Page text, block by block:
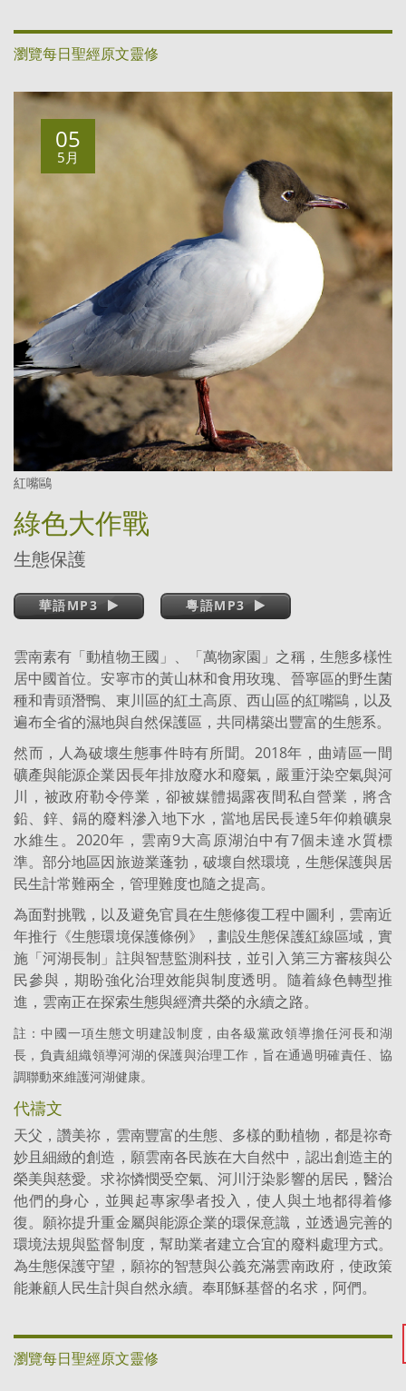
瀏覽每日聖經原文靈修
紅嘴鷗
綠色大作戰
生態保護
05
5月
華語MP3 粵語MP3
雲南素有「動植物王國」、「萬物家園」之稱，生態多樣性
居中國首位。安寧市的黃山林和食用玫瑰、晉寧區的野生菌
種和青頭潛鴨、東川區的紅土高原、西山區的紅嘴鷗，以及
遍布全省的濕地與自然保護區，共同構築出豐富的生態系。
然而，人為破壞生態事件時有所聞。2018年，曲靖區一間
礦產與能源企業因長年排放廢水和廢氣，嚴重汙染空氣與河
川，被政府勒令停業，卻被媒體揭露夜間私自營業，將含
鉛、鋅、鎘的廢料滲入地下水，當地居民長達5年仰賴礦泉
水維生。2020年，雲南9大高原湖泊中有7個未達水質標
準。部分地區因旅遊業蓬勃，破壞自然環境，生態保護與居
民生計常難兩全，管理難度也隨之提高。
為面對挑戰，以及避免官員在生態修復工程中圖利，雲南近
年推行《生態環境保護條例》，劃設生態保護紅線區域，實
施「河湖長制」註與智慧監測科技，並引入第三方審核與公
民參與，期盼強化治理效能與制度透明。隨着綠色轉型推
進，雲南正在探索生態與經濟共榮的永續之路。
註：中國一項生態文明建設制度，由各級黨政領導擔任河長和湖
長，負責組織領導河湖的保護與治理工作，旨在通過明確責任、協
調聯動來維護河湖健康。
代禱文
天父，讚美祢，雲南豐富的生態、多樣的動植物，都是祢奇
妙且細緻的創造，願雲南各民族在大自然中，認出創造主的
榮美與慈愛。求祢憐憫受空氣、河川汙染影響的居民，醫治
他們的身心，並興起專家學者投入，使人與土地都得着修
復。願祢提升重金屬與能源企業的環保意識，並透過完善的
環境法規與監督制度，幫助業者建立合宜的廢料處理方式。
為生態保護守望，願祢的智慧與公義充滿雲南政府，使政策
能兼顧人民生計與自然永續。奉耶穌基督的名求，阿們。
瀏覽每日聖經原文靈修